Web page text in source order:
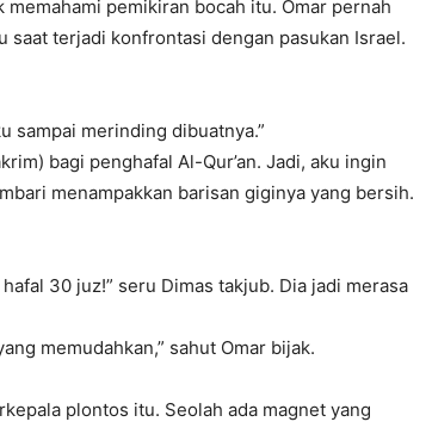
pemikiran bocah itu. Omar pernah
terjadi konfrontasi dengan pasukan Israel.
sampai merinding dibuatnya.”
bagi penghafal Al-Qur’an. Jadi, aku ingin
menampakkan barisan giginya yang bersih.
30 juz!” seru Dimas takjub. Dia jadi merasa
memudahkan,” sahut Omar bijak.
plontos itu. Seolah ada magnet yang